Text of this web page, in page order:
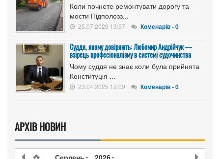
Коли почнете ремонтувати дорогу та
мости Підполозз...
25.07.2026 13:57 Коменарів - 0
Суддя, якому довіряють: Любомир Андрійчук —
взірець професіоналізму в системі судочинства
Чому суддя не знає коли була прийнята
Конституція ...
23.04.2025 12:09 Коменарів - 0
АРХІВ НОВИН
Серпень 2026